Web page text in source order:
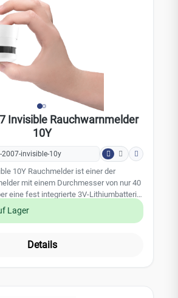
3V-Lithiumbatterie (wechselbar)
ca. 5 Jahre Farbe: weiß Abmessung:
48 gLieferumfang: inkl.
3-V-Lithiumbatterie
Invisible Rauchwarnmelder
10Y
2007-invisible-10y
10Y Rauchmelder ist einer der
mit einem Durchmesser von nur 40
eine fest integrierte 3V-Lithiumbatterie,
hält. Der Melder bietet eine zuverlässige
durch photoelektrische
einfach und kann mit Klebepad oder
Lager
Details